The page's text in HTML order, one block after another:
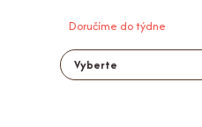
Doručíme do týdne